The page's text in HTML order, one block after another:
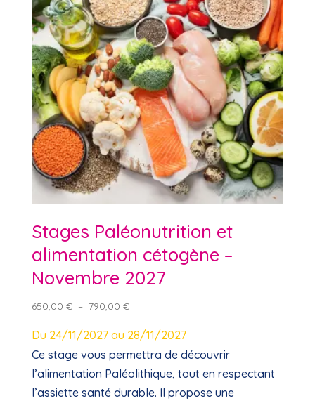
Stages Paléonutrition et
alimentation cétogène –
Novembre 2027
650,00 € – 790,00 €Plage
prix :
650,00 €
à
790,00 €
Du 24/11/2027 au 28/11/2027
Ce stage vous permettra de découvrir
l’alimentation Paléolithique, tout en respectant
l’assiette santé durable. Il propose une